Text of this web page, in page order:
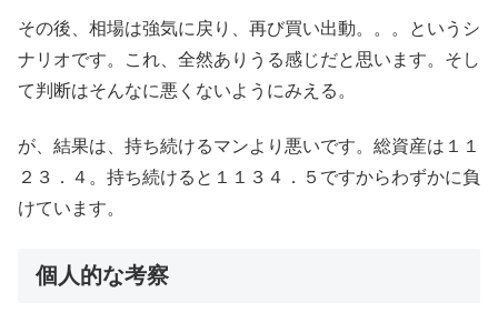
その後、相場は強気に戻り、再び買い出動。。。というシ
ナリオです。これ、全然ありうる感じだと思います。そし
て判断はそんなに悪くないようにみえる。
が、結果は、持ち続けるマンより悪いです。総資産は１１
２３．４。持ち続けると１１３４．５ですからわずかに負
けています。
個人的な考察